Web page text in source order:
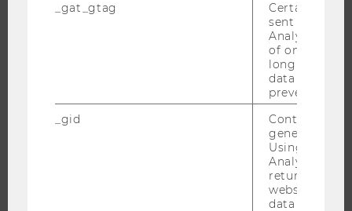
INFORMATIONEN FÜR STUDIERENDE
INTERNATIONALE UND INCOMING EXCHANGE STUDIERENDE
ANGEBOTE FÜR SCHULEN UND STUDIENINTERESSIERTE
_gat_gtag
Certain data
sent to
Analytics a
of once per
long as it is
data
prevented.
_gid
Contains a
generated
Using this
Analytics can
returning
website and
data from